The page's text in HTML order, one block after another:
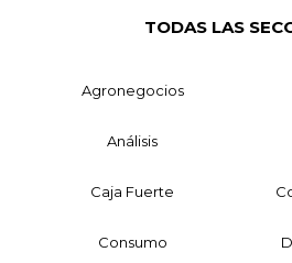
TODAS LAS
Agronegocios
Análisis
Caja Fuerte
Consumo